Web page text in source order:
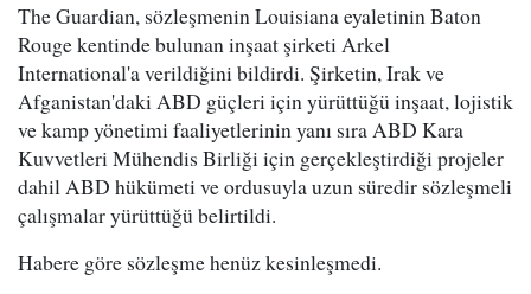
The Guardian, sözleşmenin Louisiana eyaletinin Baton
Rouge kentinde bulunan inşaat şirketi Arkel
International'a verildiğini bildirdi. Şirketin, Irak ve
Afganistan'daki ABD güçleri için yürüttüğü inşaat, lojistik
ve kamp yönetimi faaliyetlerinin yanı sıra ABD Kara
Kuvvetleri Mühendis Birliği için gerçekleştirdiği projeler
dahil ABD hükümeti ve ordusuyla uzun süredir sözleşmeli
çalışmalar yürüttüğü belirtildi.
Habere göre sözleşme henüz kesinleşmedi.